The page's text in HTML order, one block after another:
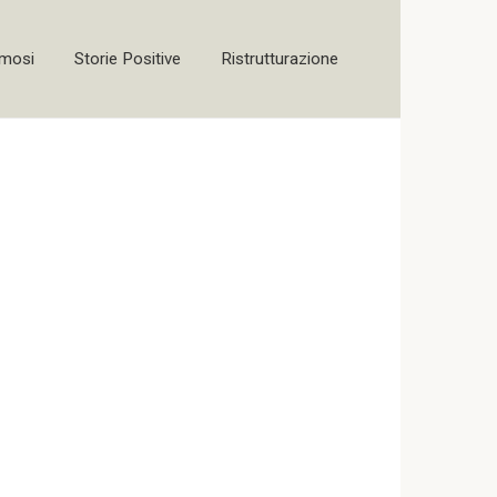
Storie Positive Ristrutturazione